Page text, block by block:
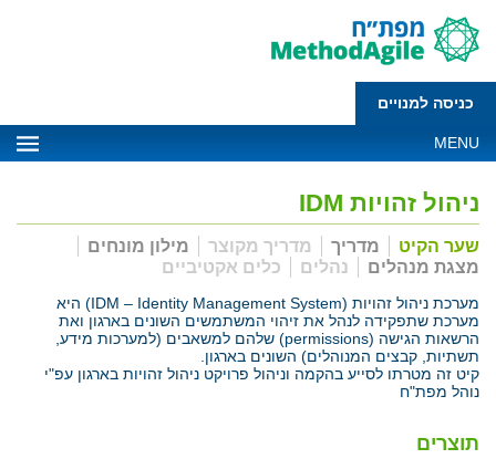
כניסה למנויים
MENU
ניהול זהויות IDM
שער הקיט מדריך מדריך מקוצר
מילון מונחים
מצגת מנהלים
נהלים כלים אקטיביים
מערכת ניהול זהויות (IDM – Identity Management System) היא
מערכת שתפקידה לנהל את זיהוי המשתמשים השונים בארגון ואת
הרשאות הגישה (permissions) שלהם למשאבים (למערכות מידע,
תשתיות, קבצים המנוהלים) השונים בארגון.
קיט זה מטרתו לסייע בהקמה וניהול פרויקט ניהול זהויות בארגון עפ"י
נוהל מפת"ח
תוצרים